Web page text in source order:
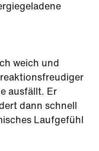
weich und
ausfällt. Er
dann schnell
Laufgefühl